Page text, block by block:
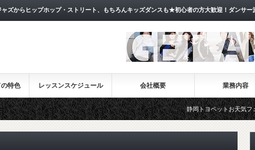
ズからヒップホップ・ストリート、もちろんキッズダンスも★初心者の方大歓迎！ダンサー
特色 レッスンスケジュール 会社概要 業務内容
静岡トヨペットお天気フェラー